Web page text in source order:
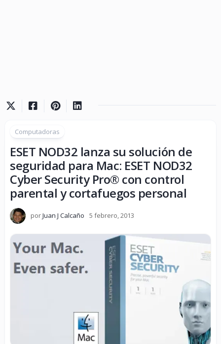
Computadoras
ESET NOD32 lanza su solución de
seguridad para Mac: ESET NOD32
Cyber Security Pro® con control
parental y cortafuegos personal
porJuan J Calcaño 5 febrero, 2013